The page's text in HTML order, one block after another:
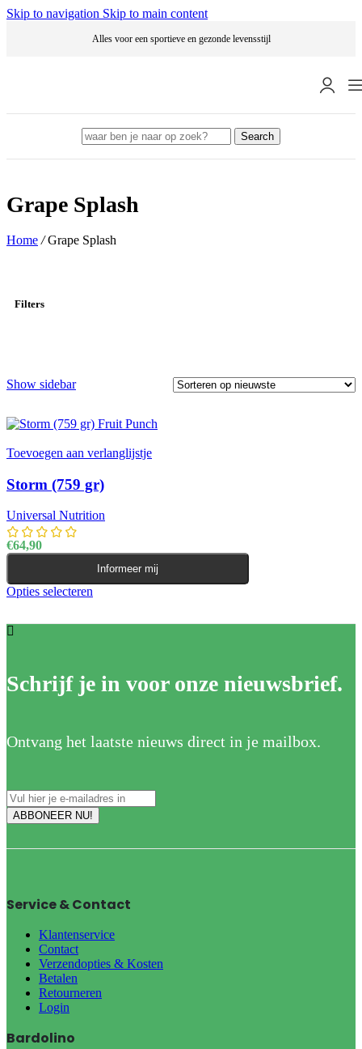
Skip to navigation Skip to main content
Alles voor een sportieve en gezonde levensstijl
Search
Grape Splash
Home / Grape Splash
Filters
Show sidebar
Toevoegen aan verlanglijstje
Storm (759 gr)
Universal Nutrition
€64,90
Informeer mij
Opties selecteren
Schrijf je in voor onze nieuwsbrief.
Ontvang het laatste nieuws direct in je mailbox.
Service & Contact
Klantenservice
Contact
Verzendopties & Kosten
Betalen
Retourneren
Login
Bardolino